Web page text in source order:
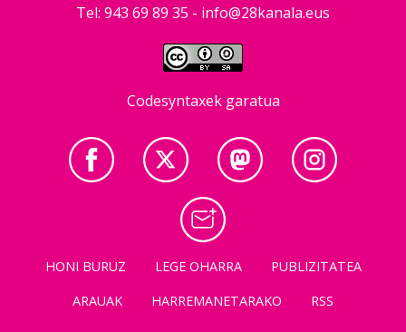
Tel: 943 69 89 35 - info@28kanala.eus
Codesyntaxek garatua
HONI BURUZ LEGE OHARRA
PUBLIZITATEA
ARAUAK
HARREMANETARAKO RSS